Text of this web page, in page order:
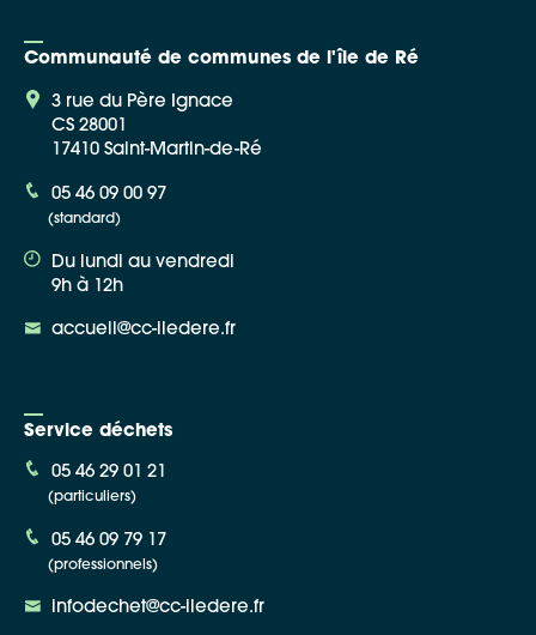
Communauté de communes de l'île de Ré
3 rue du Père Ignace
CS 28001
17410 Saint-Martin-de-Ré
05 46 09 00 97
(standard)
Du lundi au vendredi
9h à 12h
accueil@cc-iledere.fr
Service déchets
05 46 29 01 21
(particuliers)
05 46 09 79 17
(professionnels)
infodechet@cc-iledere.fr
Apple Plans